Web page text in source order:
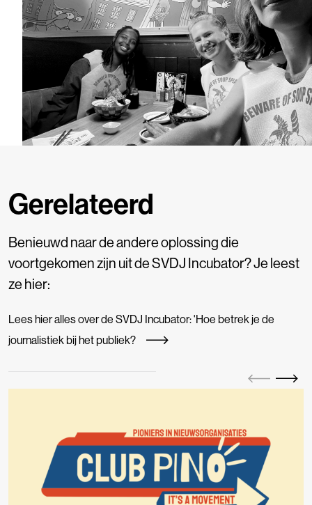
Gerelateerd
Benieuwd naar de andere oplossing die
voortgekomen zijn uit de SVDJ Incubator? Je leest
ze hier:
Lees hier alles over de SVDJ Incubator: 'Hoe betrek je de
journalistiek bij het publiek?